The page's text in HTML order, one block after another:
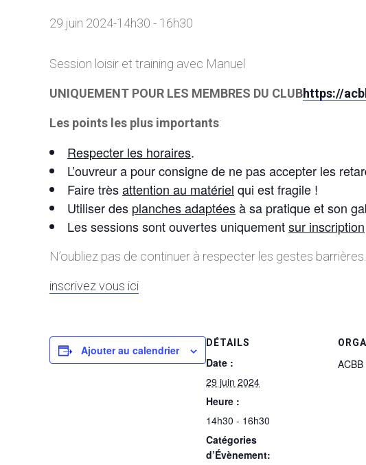
29 juin 2024-14h30 - 16h30
Session loisir et training avec Manuel
UNIQUEMENT POUR LES MEMBRES DU CLUBhttps://
Les points les plus importants:
Respecter les horaires.
L’ouvreur a pour consigne de ne pas accepter les
Faire trèsattention au matériel qui est fragile !
Utiliser des planches adaptéesà sa pratique et son
Les sessions sont ouvertes uniquementsur inscription
N’oubliez pas de continuer à respecter les gestes barrières.
inscrivez vous ici
Ajouter au calendrier
DÉTAILS
Date :
29 juin 2024
Heure :
14h30 - 16h30
Catégories
d’Évènement: